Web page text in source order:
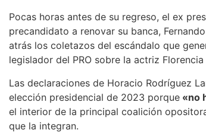
Pocas horas antes de su regreso, el ex
precandidato a renovar su banca,
atrás los coletazos del escándalo que
legislador del PRO sobre la actriz Florencia
Las declaraciones de Horacio Rodríguez
elección presidencial de 2023 porque «no
el interior de la principal coalición
que la integran.